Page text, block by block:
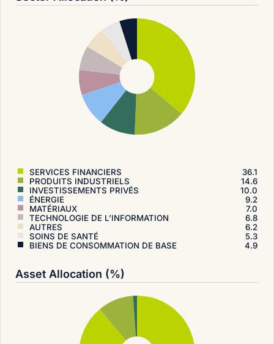
SERVICES FINANCIERS
36.1
PRODUITS INDUSTRIELS
14.6
INVESTISSEMENTS PRIVÉS
10.0
ÉNERGIE
9.2
MATÉRIAUX
7.0
TECHNOLOGIE DE L’INFORMATION
6.8
AUTRES
6.2
SOINS DE SANTÉ
5.3
BIENS DE CONSOMMATION DE BASE
4.9
Asset Allocation (%)